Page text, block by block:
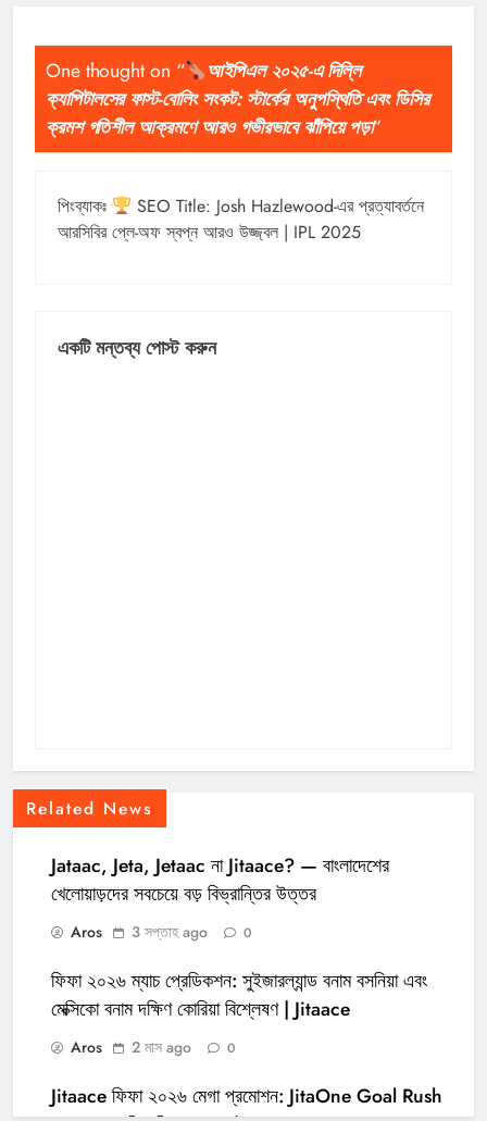
One thought on “
আইপিএল ২০২৫-এ দিল্লি
ক্যাপিটালসের ফাস্ট-বোলিং সংকট: স্টার্কের অনুপস্থিতি এবং ডিসির
ক্রমশ গতিশীল আক্রমণে আরও গভীরভাবে ঝাঁপিয়ে পড়া”
পিংব্যাকঃ
SEO Title: Josh Hazlewood-এর প্রত্যাবর্তনে
আরসিবির প্লে-অফ স্বপ্ন আরও উজ্জ্বল | IPL 2025
একটি মন্তব্য পোস্ট করুন
Related News
Jataac, Jeta, Jetaac না Jitaace? — বাংলাদেশের
খেলোয়াড়দের সবচেয়ে বড় বিভ্রান্তির উত্তর
Aros 3 সপ্তাহ ago 0
ফিফা ২০২৬ ম্যাচ প্রেডিকশন: সুইজারল্যান্ড বনাম বসনিয়া এবং
মেক্সিকো বনাম দক্ষিণ কোরিয়া বিশ্লেষণ | Jitaace
Aros 2 মাস ago 0
Jitaace ফিফা ২০২৬ মেগা প্রমোশন: JitaOne Goal Rush